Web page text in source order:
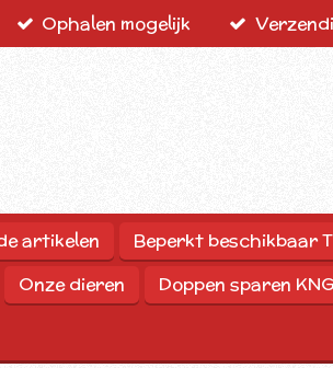
Ophalen mogelijk
artikelen Beperkt beschikbaar
Onze dieren Doppen sparen